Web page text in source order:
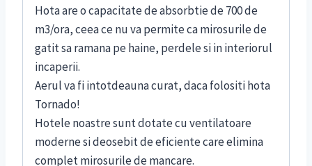
Hota are o capacitate de absorbtie de 700 de
m3/ora, ceea ce nu va permite ca mirosurile de
gatit sa ramana pe haine, perdele si in interiorul
incaperii.
Aerul va fi intotdeauna curat, daca folositi hota
Tornado!
Hotele noastre sunt dotate cu ventilatoare
moderne si deosebit de eficiente care elimina
complet mirosurile de mancare.